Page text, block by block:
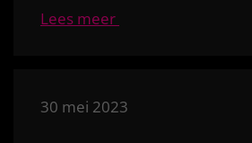
Lees meer
30 mei 2023